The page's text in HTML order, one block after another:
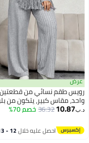
عرض
رويس طقم نسائي من
واحد، مقاس كبير، يتكون من
غير منتظمة بأكمام طويلة
الرسمي، تصميم متعدد
الاستخدامات لمناسبات
د.ب‏10.87
36.32خصم 70%
احصل عليه خلال 13